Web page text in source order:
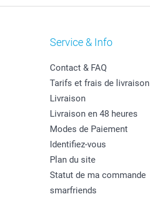
Service & Info
Contact & FAQ
Tarifs et frais de livraison
Livraison
Livraison en 48 heures
Modes de Paiement
Identifiez-vous
Plan du site
Statut de ma commande
smarfriends